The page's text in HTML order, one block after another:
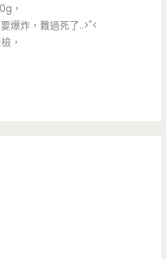
，
爆炸，難過死了..>"<
，